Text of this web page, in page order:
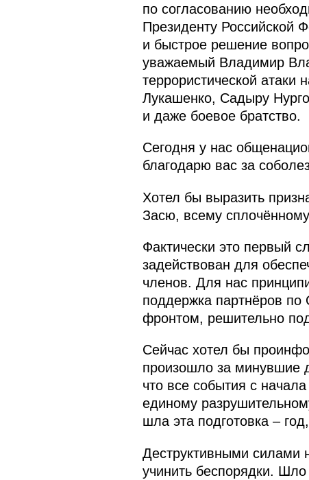
по согласованию
Президенту Российской
и быстрое решение
уважаемый Владимир
террористической атаки
Лукашенко, Садыру
и даже боевое братство.
Сегодня у нас
благодарю вас за
Хотел бы выразить
Засю, всему
Фактически это первый
задействован для
членов. Для нас
поддержка партнёров по
фронтом, решительно
Сейчас хотел бы
произошло за минувшие
что все события с
единому
шла эта подготовка –
Деструктивными силами
учинить беспорядки. Шло